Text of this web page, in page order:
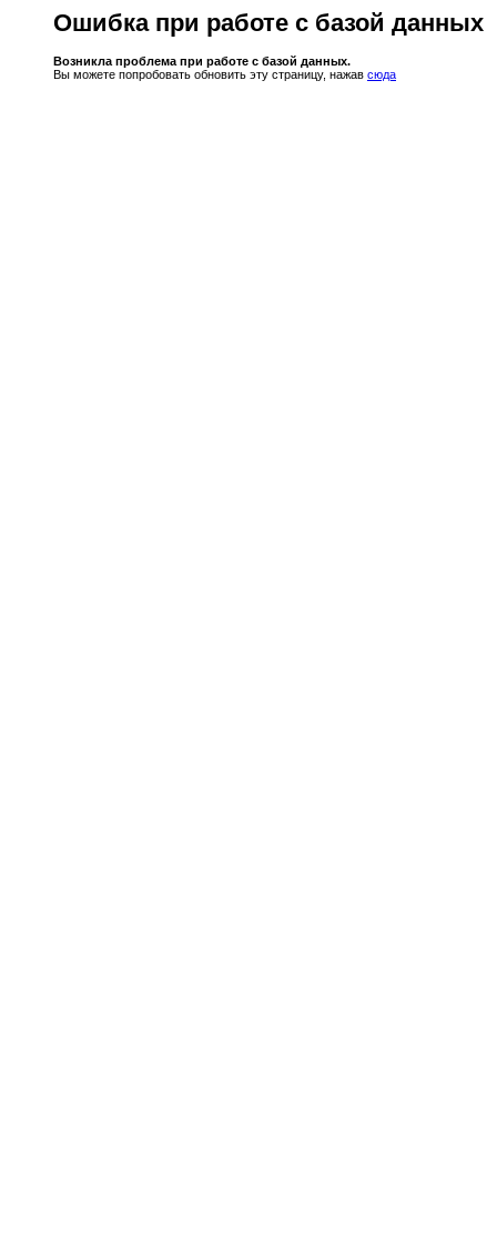
Ошибка при работе с базой данных
Возникла проблема при работе с базой данных.
Вы можете попробовать обновить эту страницу, нажав сюда